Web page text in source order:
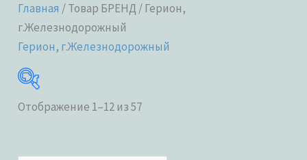
Главная / Товар БРЕНД / Герион,
г.Железнодорожный
Герион, г.Железнодорожный
Отображение 1–12 из 57